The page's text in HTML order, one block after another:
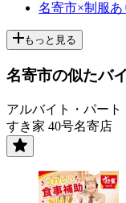
名寄市×制服あ
もっと見る
名寄市の似たバ
アルバイト・パート
すき家 40号名寄店